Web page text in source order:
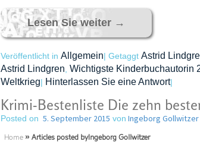
Lesen Sie weiter →
Veröffentlicht in Allgemein| Getaggt Astrid
Astrid Lindgren Wichtigste Kinderbuchautorin
Weltkrieg| Hinterlassen Sie eine Antwort|
Krimi-Bestenliste Die zehn
Posted on 5. September 2015 von Ingeborg Gollwitzer
Home » Articles posted byIngeborg Gollwitzer